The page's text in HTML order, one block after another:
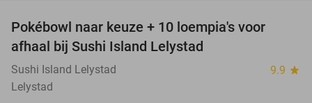
Pokébowl naar keuze + 10 loempia's voor
afhaal bij Sushi Island Lelystad
Sushi Island Lelystad 9.9 star
Lelystad